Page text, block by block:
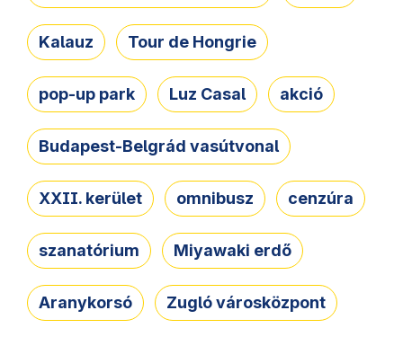
Kalauz Tour de Hongrie
pop-up park Luz Casal akció
Budapest-Belgrád vasútvonal
XXII. kerület omnibusz cenzúra
szanatórium Miyawaki erdő
Aranykorsó Zugló városközpont